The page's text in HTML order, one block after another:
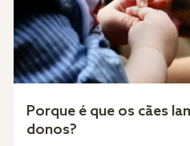
Porque é que os cães
donos?